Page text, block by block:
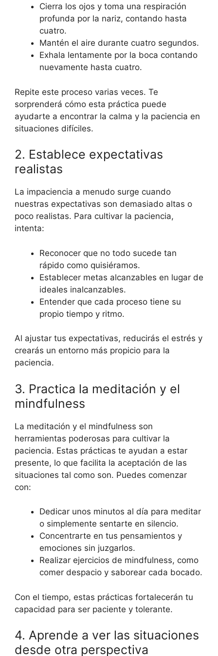
Cierra los ojos y toma una respiración
profunda por la nariz, contando hasta
cuatro.
Mantén el aire durante cuatro segundos.
Exhala lentamente por la boca contando
nuevamente hasta cuatro.
Repite este proceso varias veces. Te
sorprenderá cómo esta práctica puede
ayudarte a encontrar la calma y la paciencia en
situaciones difíciles.
2. Establece expectativas
realistas
La impaciencia a menudo surge cuando
nuestras expectativas son demasiado altas o
poco realistas. Para cultivar la paciencia,
intenta:
Reconocer que no todo sucede tan
rápido como quisiéramos.
Establecer metas alcanzables en lugar de
ideales inalcanzables.
Entender que cada proceso tiene su
propio tiempo y ritmo.
Al ajustar tus expectativas, reducirás el estrés y
crearás un entorno más propicio para la
paciencia.
3. Practica la meditación y el
mindfulness
La meditación y el mindfulness son
herramientas poderosas para cultivar la
paciencia. Estas prácticas te ayudan a estar
presente, lo que facilita la aceptación de las
situaciones tal como son. Puedes comenzar
con:
Dedicar unos minutos al día para meditar
o simplemente sentarte en silencio.
Concentrarte en tus pensamientos y
emociones sin juzgarlos.
Realizar ejercicios de mindfulness, como
comer despacio y saborear cada bocado.
Con el tiempo, estas prácticas fortalecerán tu
capacidad para ser paciente y tolerante.
4. Aprende a ver las situaciones
desde otra perspectiva